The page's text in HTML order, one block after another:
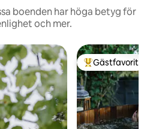
boenden har höga betyg för
och mer.
Populär
Gästfavorit